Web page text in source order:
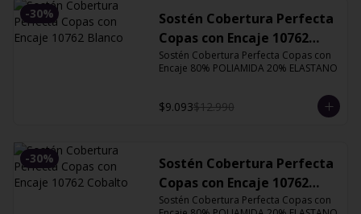
-30%
Sostén Cobertura Perfecta
Copas con Encaje 10762
Blanco
Sostén Cobertura Perfecta Copas con
Encaje 80% POLIAMIDA 20% ELASTANO
$9.093$12.990
-30%
Sostén Cobertura Perfecta
Copas con Encaje 10762
Cobalto
Sostén Cobertura Perfecta Copas con